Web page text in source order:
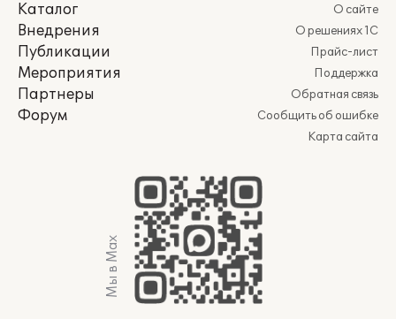
Каталог
Внедрения
Публикации
Мероприятия
Партнеры
Форум
О сайте
О решениях 1С
Прайс-лист
Поддержка
Обратная связь
Сообщить об ошибке
Карта сайта
Мы в Max